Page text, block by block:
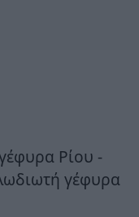
Ρίου -
γέφυρα